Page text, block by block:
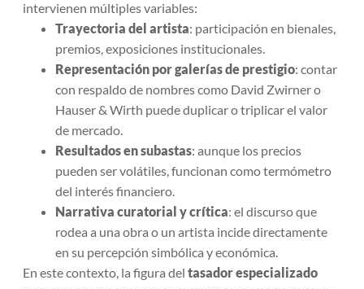
intervienen múltiples variables:
Trayectoria del artista: participación en bienales,
premios, exposiciones institucionales.
Representación por galerías de prestigio: contar
con respaldo de nombres como David Zwirner o
Hauser & Wirth puede duplicar o triplicar el valor
de mercado.
Resultados en subastas: aunque los precios
pueden ser volátiles, funcionan como termómetro
del interés financiero.
Narrativa curatorial y crítica: el discurso que
rodea a una obra o un artista incide directamente
en su percepción simbólica y económica.
En este contexto, la figura del tasador especializado